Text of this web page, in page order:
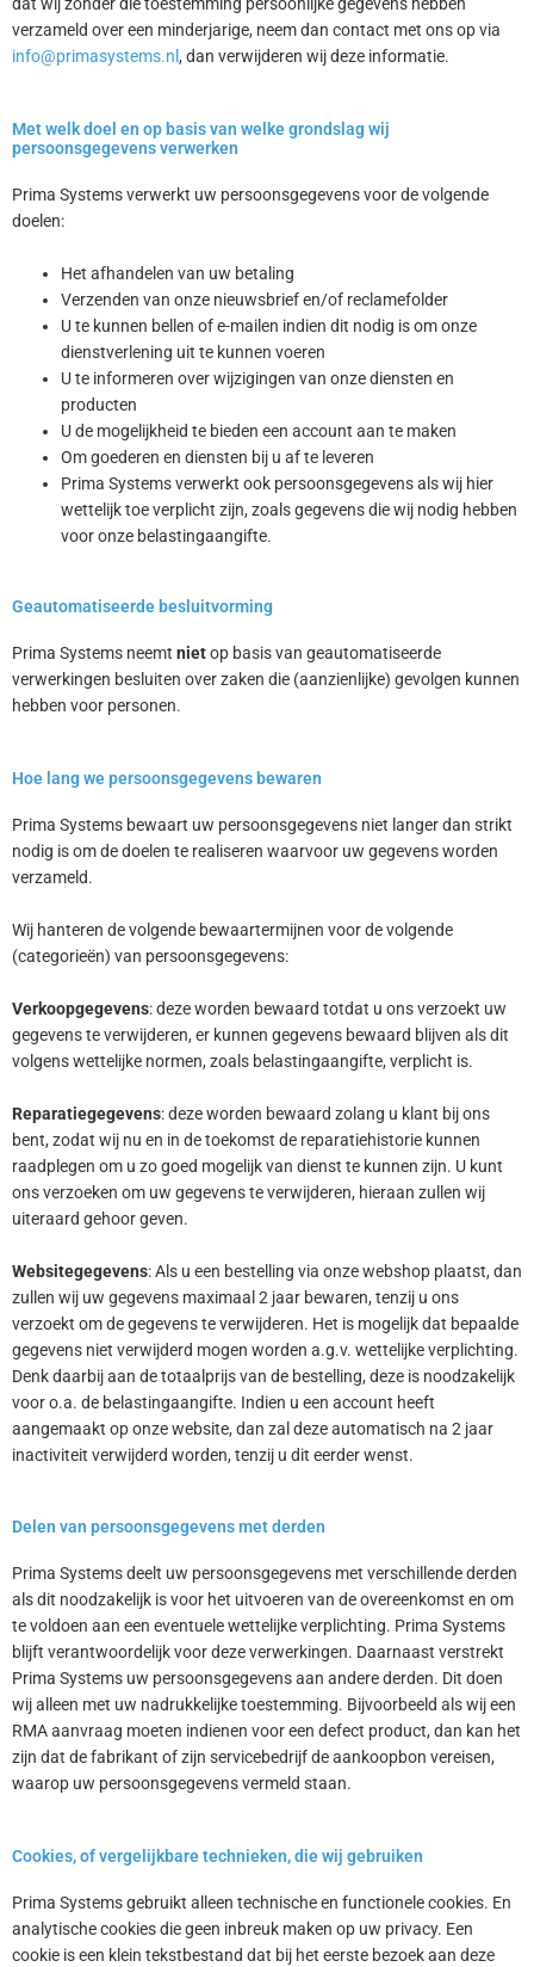
verzameld over een minderjarige, neem dan contact met ons op via
info@primasystems.nl , dan verwijderen wij deze informatie.
Met welk doel en op basis van welke grondslag wij
persoonsgegevens verwerken
Prima Systems verwerkt uw persoonsgegevens voor de volgende
doelen:
Het afhandelen van uw betaling
Verzenden van onze nieuwsbrief en/of reclamefolder
U te kunnen bellen of e-mailen indien dit nodig is om onze
dienstverlening uit te kunnen voeren
U te informeren over wijzigingen van onze diensten en
producten
U de mogelijkheid te bieden een account aan te maken
Om goederen en diensten bij u af te leveren
Prima Systems verwerkt ook persoonsgegevens als wij hier
wettelijk toe verplicht zijn, zoals gegevens die wij nodig hebben
voor onze belastingaangifte.
Geautomatiseerde besluitvorming
Prima Systems neemt nietop basis van geautomatiseerde
verwerkingen besluiten over zaken die (aanzienlijke) gevolgen kunnen
hebben voor personen.
Hoe lang we persoonsgegevens bewaren
Prima Systems bewaart uw persoonsgegevens niet langer dan strikt
nodig is om de doelen te realiseren waarvoor uw gegevens worden
verzameld.
Wij hanteren de volgende bewaartermijnen voor de volgende
(categorieën) van persoonsgegevens:
Verkoopgegevens: deze worden bewaard totdat u ons verzoekt uw
gegevens te verwijderen, er kunnen gegevens bewaard blijven als dit
volgens wettelijke normen, zoals belastingaangifte, verplicht is.
Reparatiegegevens: deze worden bewaard zolang u klant bij ons
bent, zodat wij nu en in de toekomst de reparatiehistorie kunnen
raadplegen om u zo goed mogelijk van dienst te kunnen zijn. U kunt
ons verzoeken om uw gegevens te verwijderen, hieraan zullen wij
uiteraard gehoor geven.
Websitegegevens: Als u een bestelling via onze webshop plaatst, dan
zullen wij uw gegevens maximaal 2 jaar bewaren, tenzij u ons
verzoekt om de gegevens te verwijderen. Het is mogelijk dat bepaalde
gegevens niet verwijderd mogen worden a.g.v. wettelijke verplichting.
Denk daarbij aan de totaalprijs van de bestelling, deze is noodzakelijk
voor o.a. de belastingaangifte. Indien u een account heeft
aangemaakt op onze website, dan zal deze automatisch na 2 jaar
inactiviteit verwijderd worden, tenzij u dit eerder wenst.
Delen van persoonsgegevens met derden
Prima Systems deelt uw persoonsgegevens met verschillende derden
als dit noodzakelijk is voor het uitvoeren van de overeenkomst en om
te voldoen aan een eventuele wettelijke verplichting. Prima Systems
blijft verantwoordelijk voor deze verwerkingen. Daarnaast verstrekt
Prima Systems uw persoonsgegevens aan andere derden. Dit doen
wij alleen met uw nadrukkelijke toestemming. Bijvoorbeeld als wij een
RMA aanvraag moeten indienen voor een defect product, dan kan het
zijn dat de fabrikant of zijn servicebedrijf de aankoopbon vereisen,
waarop uw persoonsgegevens vermeld staan.
Cookies, of vergelijkbare technieken, die wij gebruiken
Prima Systems gebruikt alleen technische en functionele cookies. En
analytische cookies die geen inbreuk maken op uw privacy. Een
cookie is een klein tekstbestand dat bij het eerste bezoek aan deze